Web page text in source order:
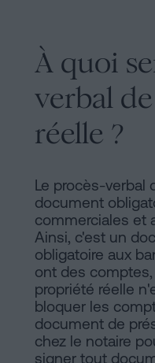
À quoi
verbal
réelle ?
Le procès-verbal
document
commerciales et
Ainsi, c'est un
obligatoire aux
ont des
propriété réelle
bloquer les
document de
chez le notaire
signer tout